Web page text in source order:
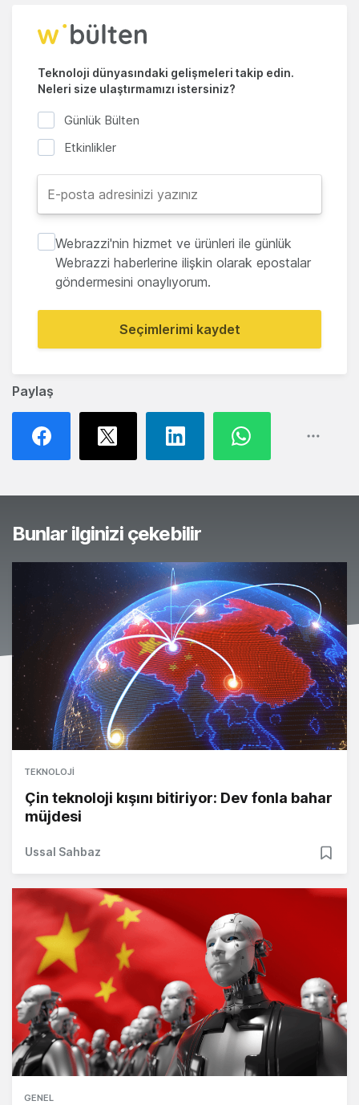
Paylaş
Teknoloji dünyasındaki gelişmeleri takip edin.
Neleri size ulaştırmamızı istersiniz?
Günlük Bülten
Etkinlikler
Webrazzi'nin hizmet ve ürünleri ile günlük
Webrazzi haberlerine ilişkin olarak epostalar
göndermesini onaylıyorum.
Seçimlerimi kaydet
Bunlar ilginizi çekebilir
TEKNOLOJI
Çin teknoloji kışını bitiriyor: Dev fonla bahar
müjdesi
Ussal Sahbaz
GENEL